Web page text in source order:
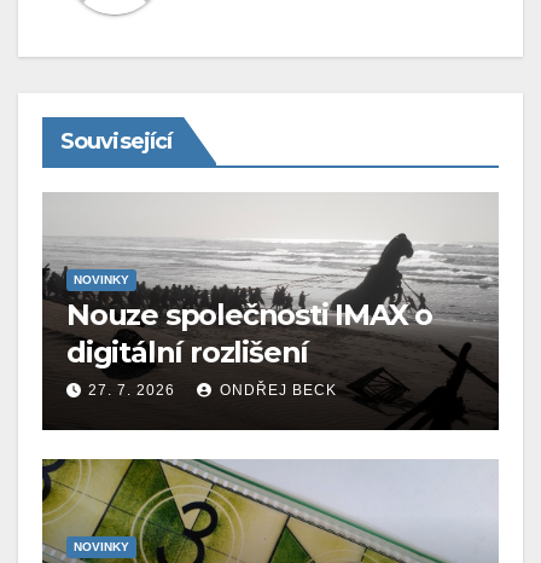
Související
NOVINKY
Nouze společnosti IMAX o
digitální rozlišení
27. 7. 2026 ONDŘEJ BECK
NOVINKY